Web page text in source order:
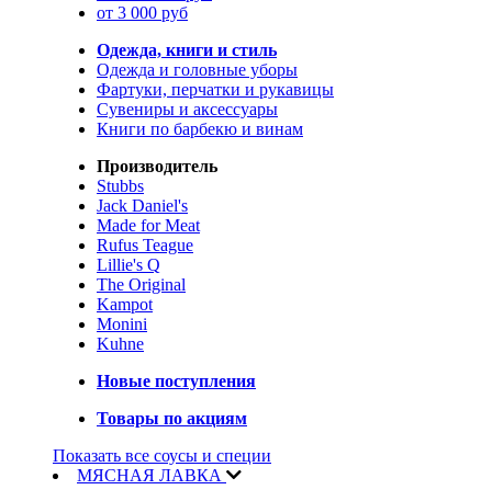
от 3 000 руб
Одежда, книги и стиль
Одежда и головные уборы
Фартуки, перчатки и рукавицы
Сувениры и аксессуары
Книги по барбекю и винам
Производитель
Stubbs
Jack Daniel's
Made for Meat
Rufus Teague
Lillie's Q
The Original
Kampot
Monini
Kuhne
Новые поступления
Товары по акциям
Показать все соусы и специи
МЯСНАЯ ЛАВКА